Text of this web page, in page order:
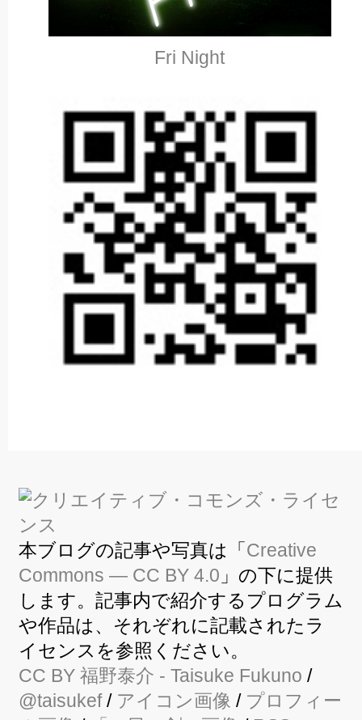
Fri Night
本ブログの記事や写真は「Creative
Commons — CC BY 4.0 」の下に提供
します。記事内で紹介するプログラム
や作品は、それぞれに記載されたラ
イセンスを参照ください。
CC BY 福野泰介 - Taisuke Fukuno /
@taisukef/ アイコン画像 / プロフィー